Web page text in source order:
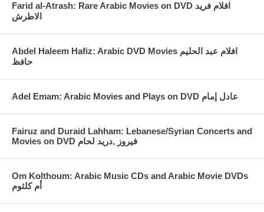
Farid al-Atrash: Rare Arabic Movies on DVD افلام فريد
الاطرش
Abdel Haleem Hafiz: Arabic DVD Movies افلام عبد الحليم
حافظ
Fairuz and Duraid Lahham: Lebanese/Syrian Concerts and
Movies on DVD فيروز ,دريد لحام
Om Kolthoum: Arabic Music CDs and Arabic Movie DVDs
أم كلثوم